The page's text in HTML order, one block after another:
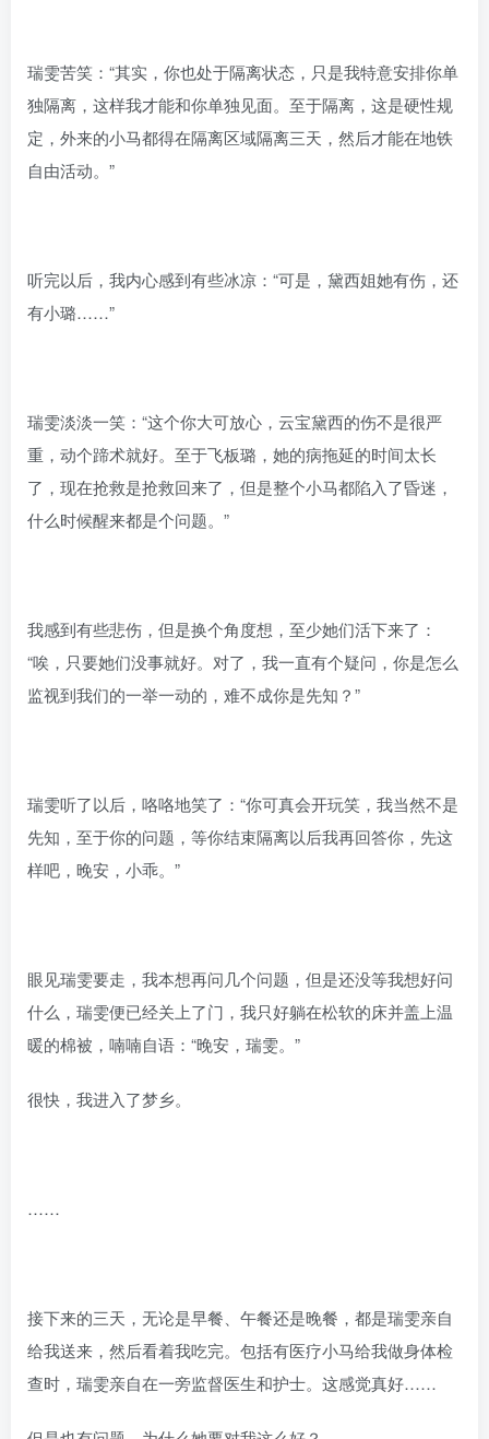
瑞雯苦笑：“其实，你也处于隔离状态，只是我特意安排你单
独隔离，这样我才能和你单独见面。至于隔离，这是硬性规
定，外来的小马都得在隔离区域隔离三天，然后才能在地铁
自由活动。”
听完以后，我内心感到有些冰凉：“可是，黛西姐她有伤，还
有小璐……”
瑞雯淡淡一笑：“这个你大可放心，云宝黛西的伤不是很严
重，动个蹄术就好。至于飞板璐，她的病拖延的时间太长
了，现在抢救是抢救回来了，但是整个小马都陷入了昏迷，
什么时候醒来都是个问题。”
我感到有些悲伤，但是换个角度想，至少她们活下来了：
“唉，只要她们没事就好。对了，我一直有个疑问，你是怎么
监视到我们的一举一动的，难不成你是先知？”
瑞雯听了以后，咯咯地笑了：“你可真会开玩笑，我当然不是
先知，至于你的问题，等你结束隔离以后我再回答你，先这
样吧，晚安，小乖。”
眼见瑞雯要走，我本想再问几个问题，但是还没等我想好问
什么，瑞雯便已经关上了门，我只好躺在松软的床并盖上温
暖的棉被，喃喃自语：“晚安，瑞雯。”
很快，我进入了梦乡。
……
接下来的三天，无论是早餐、午餐还是晚餐，都是瑞雯亲自
给我送来，然后看着我吃完。包括有医疗小马给我做身体检
查时，瑞雯亲自在一旁监督医生和护士。这感觉真好……